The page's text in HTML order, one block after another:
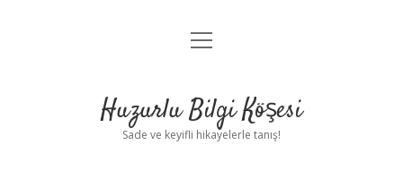
Anasayfa
Yasal Uyarı
menüyü
Huzurlu Bilgi Köşesi
Sade ve keyifli hikayelerle tanış!